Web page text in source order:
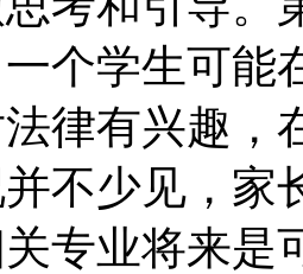
个学生可能
律有兴趣，
不少见，家
专业将来是